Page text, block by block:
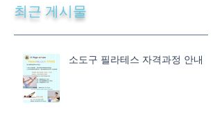
최근 게시물
소도구 필라테스 자격과정 안내